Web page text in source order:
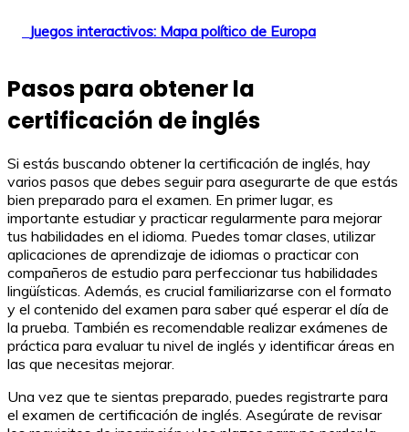
Juegos interactivos: Mapa político de Europa
Pasos para obtener la
certificación de inglés
Si estás buscando obtener la certificación de inglés, hay
varios pasos que debes seguir para asegurarte de que estás
bien preparado para el examen. En primer lugar, es
importante estudiar y practicar regularmente para mejorar
tus habilidades en el idioma. Puedes tomar clases, utilizar
aplicaciones de aprendizaje de idiomas o practicar con
compañeros de estudio para perfeccionar tus habilidades
lingüísticas. Además, es crucial familiarizarse con el formato
y el contenido del examen para saber qué esperar el día de
la prueba. También es recomendable realizar exámenes de
práctica para evaluar tu nivel de inglés y identificar áreas en
las que necesitas mejorar.
Una vez que te sientas preparado, puedes registrarte para
el examen de certificación de inglés. Asegúrate de revisar